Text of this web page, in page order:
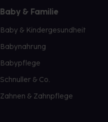
Baby & Familie
Baby & Kindergesundheit
Babynahrung
Babypflege
Schnuller & Co.
Zahnen & Zahnpflege